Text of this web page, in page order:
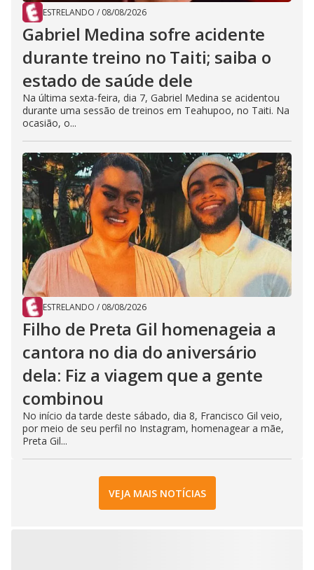
ESTRELANDO / 08/08/2026
Gabriel Medina sofre acidente
durante treino no Taiti; saiba o
estado de saúde dele
Na última sexta-feira, dia 7, Gabriel Medina se acidentou
durante uma sessão de treinos em Teahupoo, no Taiti. Na
ocasião, o...
ESTRELANDO / 08/08/2026
Filho de Preta Gil homenageia a
cantora no dia do aniversário
dela: Fiz a viagem que a gente
combinou
No início da tarde deste sábado, dia 8, Francisco Gil veio,
por meio de seu perfil no Instagram, homenagear a mãe,
Preta Gil...
VEJA MAIS NOTÍCIAS